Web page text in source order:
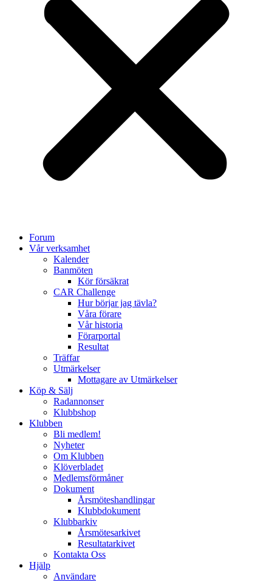
Forum
Vår verksamhet
Kalender
Banmöten
Kör försäkrat
CAR Challenge
Hur börjar jag tävla?
Våra förare
Vår historia
Förarportal
Resultat
Träffar
Utmärkelser
Mottagare av Utmärkelser
Köp & Sälj
Radannonser
Klubbshop
Klubben
Bli medlem!
Nyheter
Om Klubben
Klöverbladet
Medlemsförmåner
Dokument
Årsmöteshandlingar
Klubbdokument
Klubbarkiv
Årsmötesarkivet
Resultatarkivet
Kontakta Oss
Hjälp
Användare